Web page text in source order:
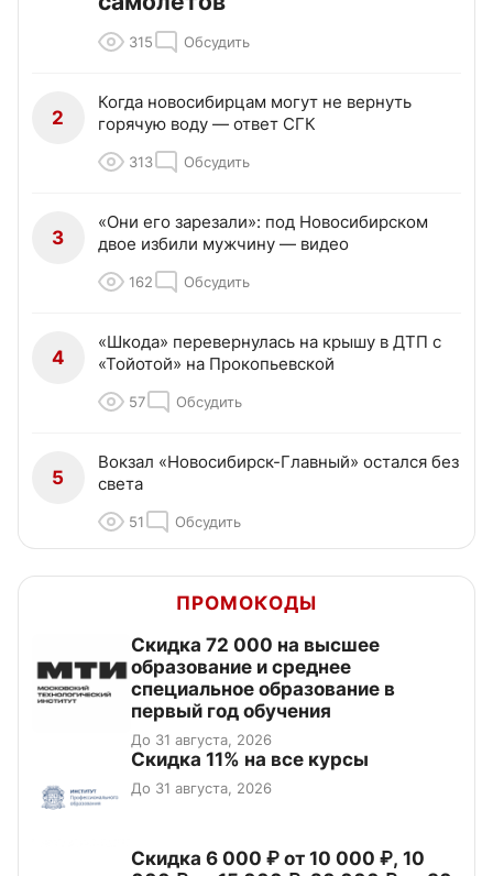
315 Обсудить
2
Когда новосибирцам могут не вернуть
горячую воду — ответ СГК
313 Обсудить
3
«Они его зарезали»: под Новосибирском
двое избили мужчину — видео
162 Обсудить
4
«Шкода» перевернулась на крышу в ДТП с
«Тойотой» на Прокопьевской
57 Обсудить
5
Вокзал «Новосибирск-Главный» остался без
света
51 Обсудить
ПРОМОКОДЫ
Скидка 72 000 на высшее
образование и среднее
специальное образование в
первый год обучения
До 31 августа, 2026
Скидка 11% на все курсы
До 31 августа, 2026
Скидка 6 000 ₽ от 10 000 ₽, 10